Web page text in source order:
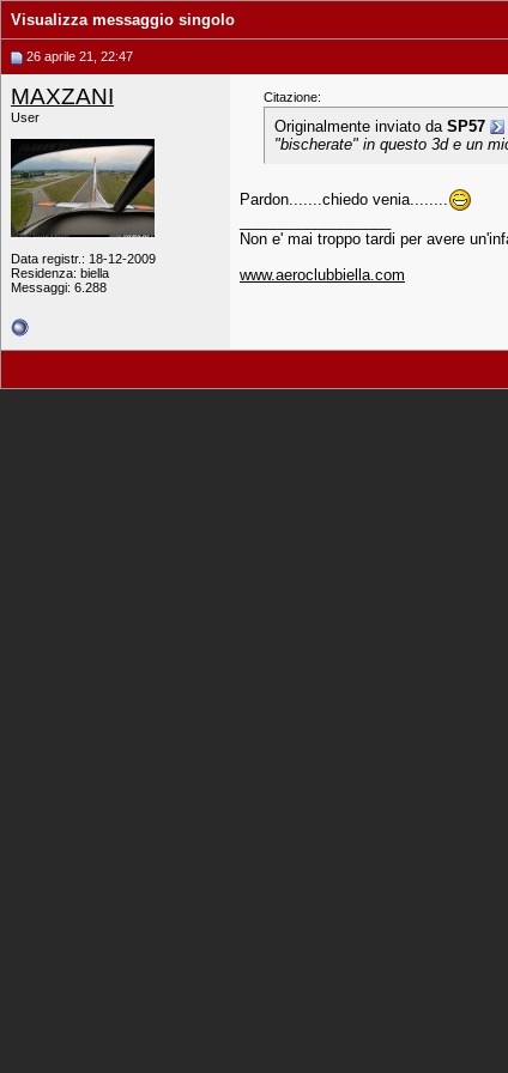
Visualizza messaggio singolo
26 aprile 21, 22:47
MAXZANI
User
Data registr.: 18-12-2009
Residenza: biella
Messaggi: 6.288
Citazione:
Originalmente inviato da SP57
"bischerate" in questo 3d e un
Pardon.......chiedo venia........
Non e' mai troppo tardi per avere
www.aeroclubbiella.com